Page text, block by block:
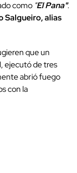
como "El Pana".
Salgueiro, alias
que un
ejecutó de tres
abrió fuego
con la